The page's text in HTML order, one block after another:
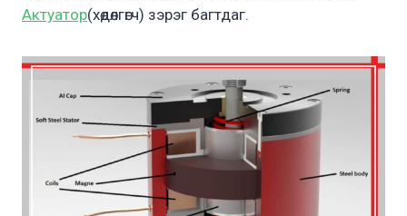
Актуатор(хөдөлгөгч) зэрэг багтдаг.